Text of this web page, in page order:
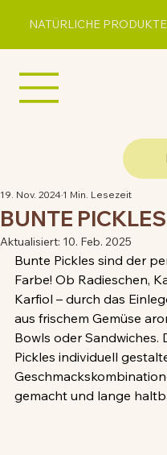
NATÜRLICHE
BUNTE PICKLES
19. Nov. 2024 1 Min. Lesezeit
Aktualisiert: 10. Feb. 2025
Bunte Pickles sind der
Farbe! Ob Radieschen,
Karfiol – durch das
aus frischem Gemüse
Bowls oder Sandwiches.
Pickles individuell
gemacht und lange